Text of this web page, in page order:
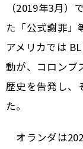
（2019年3月
た「公式謝罪」
アメリカでは
動が、コロンブ
歴史を告発し、
た。
オランダは